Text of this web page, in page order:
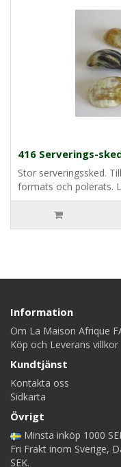
416 Serverings-
Stor serveringssked.
formats och polerats.
Information
Om La Maison Afrique
Köp och Leverans villkor
Kundtjänst
Kontakta oss
Sidkarta
Övrigt
Minsta inköp 1000
Fri Frakt inom Sverige,
SEK.